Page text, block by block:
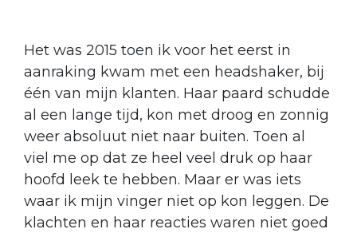
Het was 2015 toen ik voor het eerst in
aanraking kwam met een headshaker, bij
één van mijn klanten. Haar paard schudde
al een lange tijd, kon met droog en zonnig
weer absoluut niet naar buiten. Toen al
viel me op dat ze heel veel druk op haar
hoofd leek te hebben. Maar er was iets
waar ik mijn vinger niet op kon leggen. De
klachten en haar reacties waren niet goed